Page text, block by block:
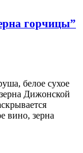
горчицы”
белое сухое
Дижонской
вино, зерна